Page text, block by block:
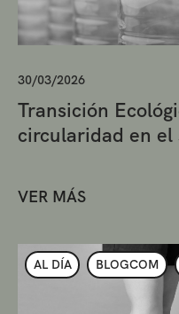
30/03/2026
Transición
circularidad en
VER MÁS
AL DÍA BLOGCOM